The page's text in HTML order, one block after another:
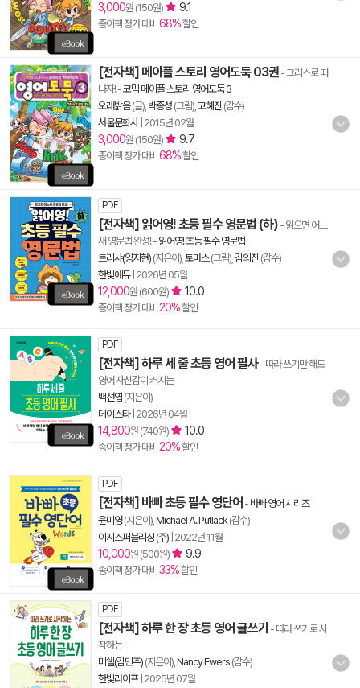
3,000원 (150원) 9.1
종이책 정가 대비 68%할인
[전자책] 메이플 스토리 영어도둑 03권 - 그리스로 떠
나자!-코믹 메이플 스토리 영어도둑 3
오래밝음(글), 박종성 (그림), 고혜진 (감수)
서울문화사| 2015년 02월
3,000원 (150원) 9.7
종이책 정가 대비 68%할인
PDF
[전자책] 읽어영! 초등 필수 영문법 (하) - 읽으면 어느
새 영문법 완성!- 읽어영! 초등 필수 영문법
트리샤(양지현) (지은이), 토마스(그림), 김의진 (감수)
한빛에듀| 2026년 05월
12,000원 (600원) 10.0
종이책 정가 대비 20%할인
PDF
[전자책] 하루 세 줄 초등 영어 필사- 따라 쓰기만 해도
영어 자신감이 커지는
백선엽 (지은이)
데이스타| 2026년 04월
14,800원 (740원) 10.0
종이책 정가 대비 20%할인
PDF
[전자책] 바빠 초등 필수 영단어 - 바빠 영어 시리즈
윤미영(지은이), Michael A. Putlack(감수)
이지스퍼블리싱 (주) 2022년 11월
10,000원 (500원) 9.9
종이책 정가 대비 33%할인
PDF
[전자책] 하루 한 장 초등 영어 글쓰기 - 따라 쓰기로 시
작하는
미쉘(김민주) (지은이), Nancy Ewers (감수)
한빛라이프| 2025년 07월